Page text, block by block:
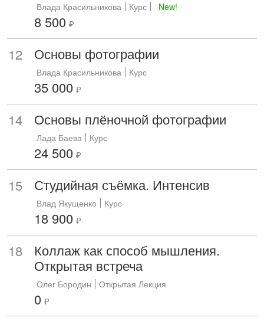
Влада Красильникова Курс New!
8 500 ₽
12 Основы фотографии
Влада Красильникова Курс
35 000 ₽
14 Основы плёночной фотографии
Лада Баева Курс
24 500 ₽
15 Студийная съёмка. Интенсив
Влад Якущенко Курс
18 900 ₽
18
Коллаж как способ мышления.
Открытая встреча
Олег Бородин Открытая Лекция
0 ₽